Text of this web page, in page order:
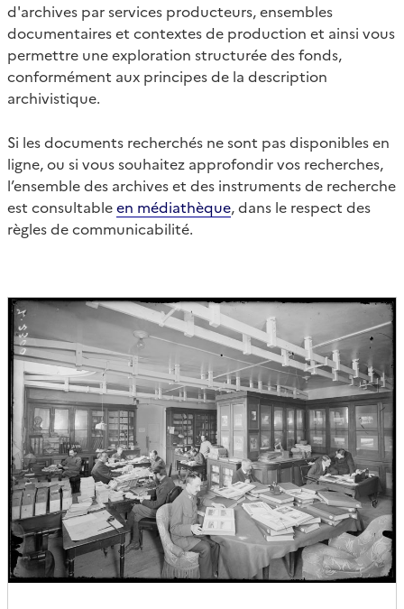
d'archives par services producteurs, ensembles
documentaires et contextes de production et ainsi vous
permettre une exploration structurée des fonds,
conformément aux principes de la description
archivistique.
Si les documents recherchés ne sont pas disponibles en
ligne, ou si vous souhaitez approfondir vos recherches,
l’ensemble des archives et des instruments de recherche
est consultableen médiathèque, dans le respect des
règles de communicabilité.